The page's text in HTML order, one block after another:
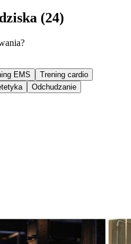
(24)
EMS
Trening cardio
Odchudzanie